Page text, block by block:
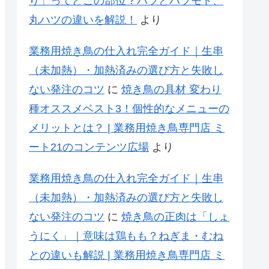
丸ハツの違いを解説！
より
業務用焼き鳥の仕入れ完全ガイド｜生串
（未加熱）・加熱済みの選び方と失敗し
ない発注のコツ に 焼き鳥の具材 変わり
種オススメベスト3！個性的なメニューの
メリットとは？ | 業務用焼き鳥専門店 ミ
ート21のコンテンツ広場 より
業務用焼き鳥の仕入れ完全ガイド｜生串
（未加熱）・加熱済みの選び方と失敗し
ない発注のコツ に 焼き鳥の正肉は「しょ
うにく」｜意味は鶏もも？ねぎま・むね
との違いも解説 | 業務用焼き鳥専門店 ミ